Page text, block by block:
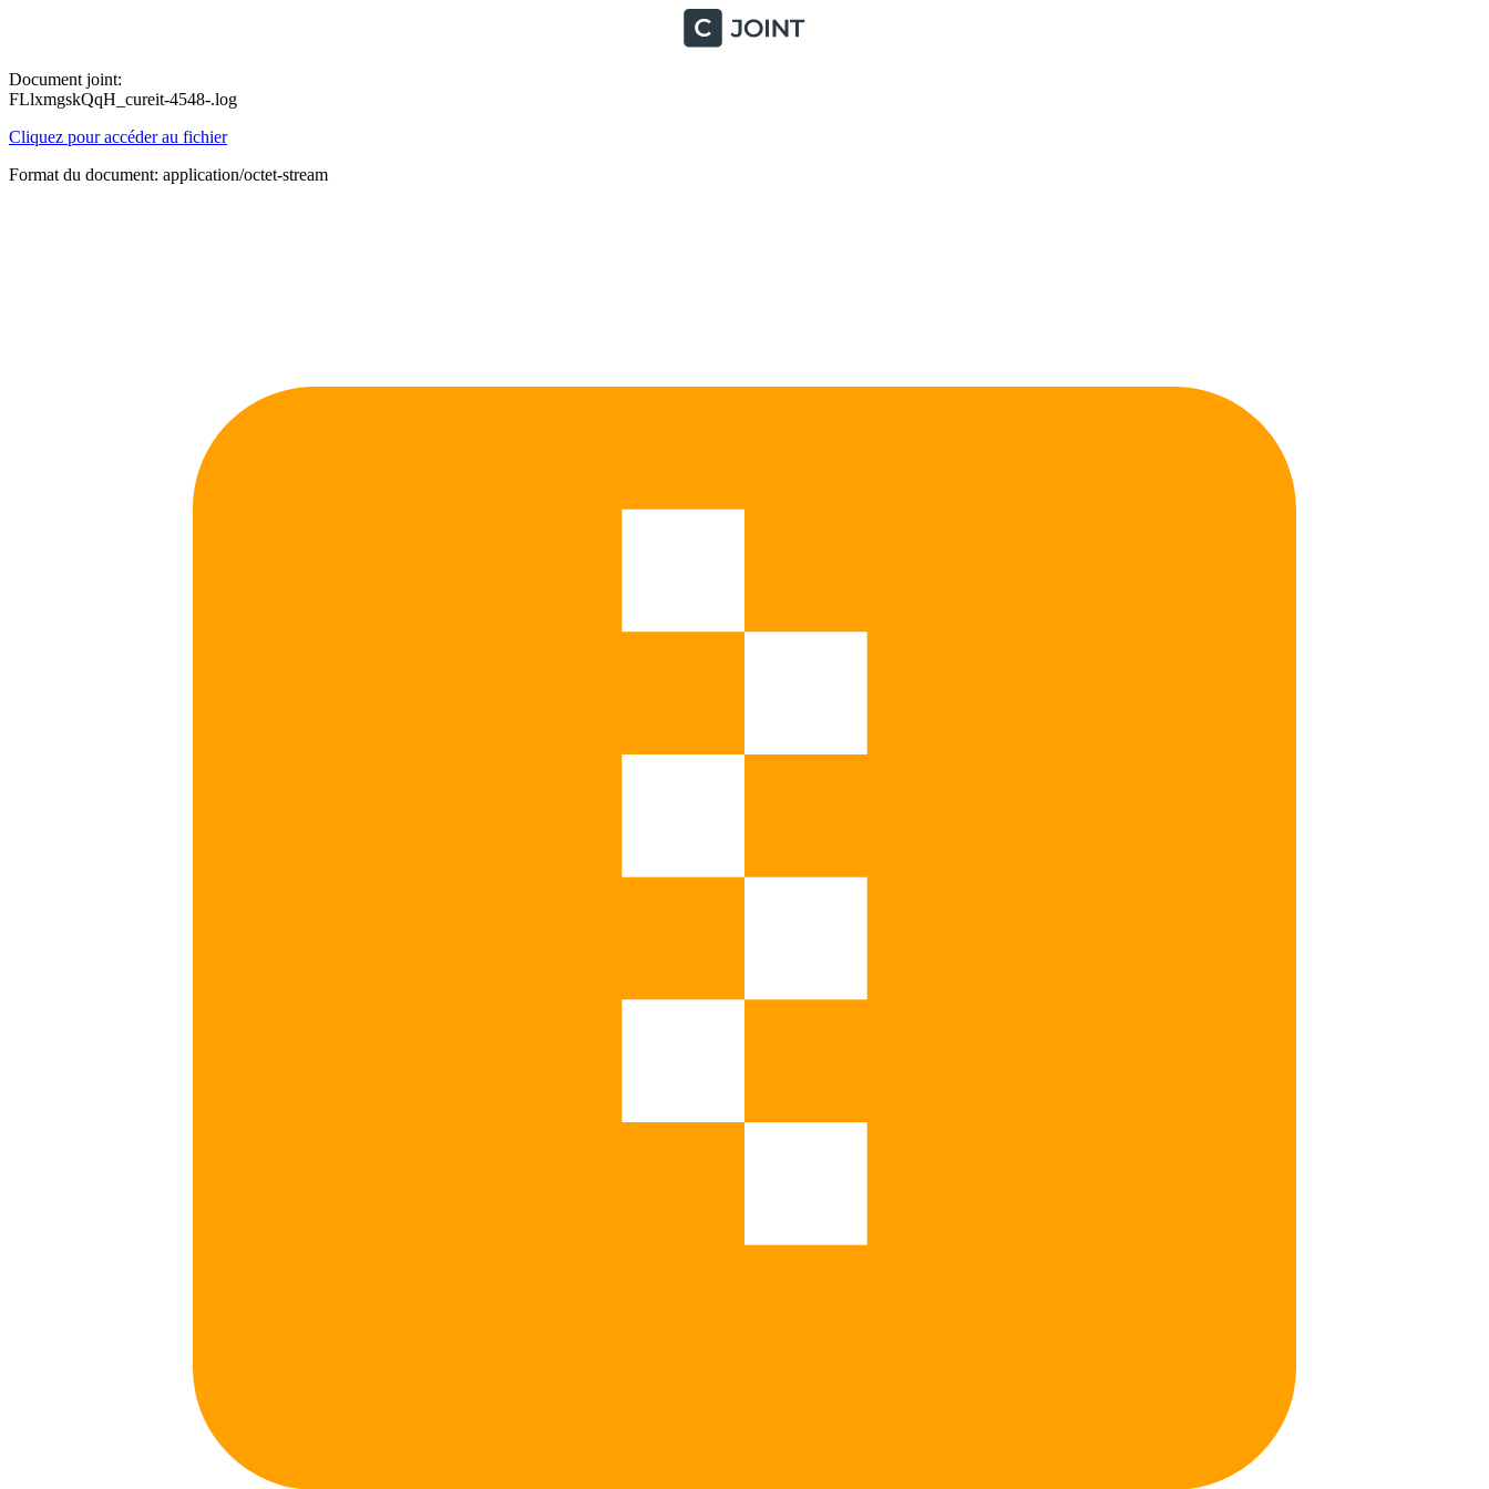
Document joint:
FLlxmgskQqH_cureit-4548-.log
Cliquez pour accéder au fichier
Format du document: application/octet-stream